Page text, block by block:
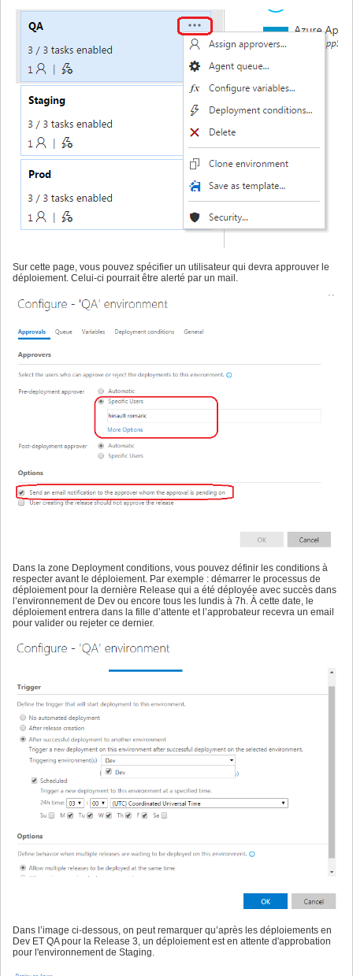
Sur cette page, vous pouvez spécifier un utilisateur qui devra approuver le
déploiement. Celui-ci pourrait être alerté par un mail.
Dans la zone Deployment conditions, vous pouvez définir les conditions à
respecter avant le déploiement. Par exemple : démarrer le processus de
déploiement pour la dernière Release qui a été déployée avec succès dans
l’environnement de Dev ou encore tous les lundis à 7h. À cette date, le
déploiement entrera dans la fille d’attente et l’approbateur recevra un email
pour valider ou rejeter ce dernier.
Dans l’image ci-dessous, on peut remarquer qu’après les déploiements en
Dev ET QA pour la Release 3, un déploiement est en attente d'approbation
pour l'environnement de Staging.